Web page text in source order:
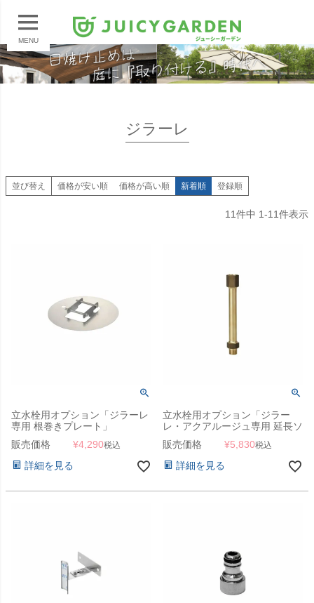
MENU
ジラーレ
並び替え 価格が安い順 価格が高い順 新着順 登録順
11件中 1-11件表示
立水栓用オプション「ジラーレ
専用 根巻きプレート」
販売価格
¥4,290税込
詳細を見る
立水栓用オプション「ジラー
レ・アクアルージュ専用 延長ソ
ケット」
販売価格 ¥5,830税込
詳細を見る